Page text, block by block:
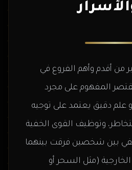
من أقدم وأهم الفروع في
يقتصر المفهوم على مجرد
دقيق يعتمد على توجيه
وتوظيف القوى الخفية
بين شخصين فرقت بينهما
(مثل السحر أو